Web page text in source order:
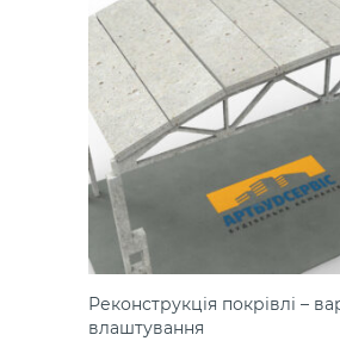
Реконструкція покрівлі –
влаштування